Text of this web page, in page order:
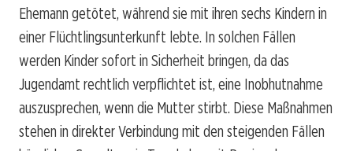
Ehemann getötet, während sie mit ihren sechs Kindern in
einer Flüchtlingsunterkunft lebte. In solchen Fällen
werden Kinder sofort in Sicherheit bringen, da das
Jugendamt rechtlich verpflichtet ist, eine Inobhutnahme
auszusprechen, wenn die Mutter stirbt. Diese Maßnahmen
stehen in direkter Verbindung mit den steigenden Fällen